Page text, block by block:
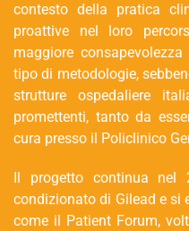
contesto della pratica
proattive nel loro
maggiore
tipo di metodologie,
strutture ospedaliere
promettenti, tanto da
cura presso il Policlinico
Il progetto continua
condizionato di Gilead e si
come il Patient Forum,